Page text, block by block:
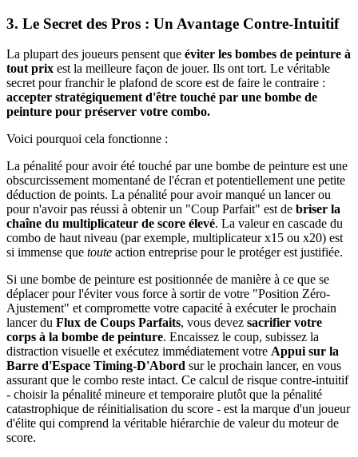
3. Le Secret des Pros : Un Avantage Contre-Intuitif
La plupart des joueurs pensent que éviter les bombes de peinture à
tout prix est la meilleure façon de jouer. Ils ont tort. Le véritable
secret pour franchir le plafond de score est de faire le contraire :
accepter stratégiquement d'être touché par une bombe de
peinture pour préserver votre combo.
Voici pourquoi cela fonctionne :
La pénalité pour avoir été touché par une bombe de peinture est une
obscurcissement momentané de l'écran et potentiellement une petite
déduction de points. La pénalité pour avoir manqué un lancer ou
pour n'avoir pas réussi à obtenir un "Coup Parfait" est de briser la
chaîne du multiplicateur de score élevé. La valeur en cascade du
combo de haut niveau (par exemple, multiplicateur x15 ou x20) est
si immense que toute action entreprise pour le protéger est justifiée.
Si une bombe de peinture est positionnée de manière à ce que se
déplacer pour l'éviter vous force à sortir de votre "Position Zéro-
Ajustement" et compromette votre capacité à exécuter le prochain
lancer du Flux de Coups Parfaits, vous devez sacrifier votre
corps à la bombe de peinture. Encaissez le coup, subissez la
distraction visuelle et exécutez immédiatement votre Appui sur la
Barre d'Espace Timing-D'Abord sur le prochain lancer, en vous
assurant que le combo reste intact. Ce calcul de risque contre-intuitif
- choisir la pénalité mineure et temporaire plutôt que la pénalité
catastrophique de réinitialisation du score - est la marque d'un joueur
d'élite qui comprend la véritable hiérarchie de valeur du moteur de
score.